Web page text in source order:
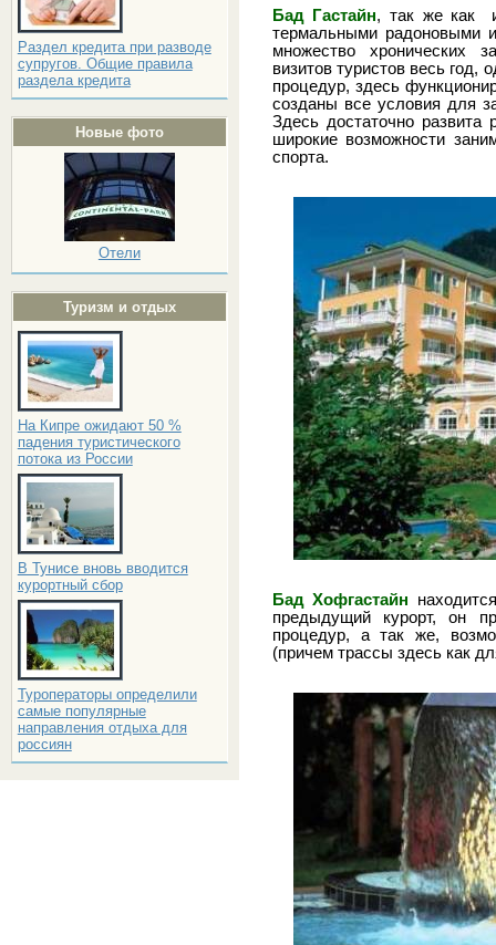
Раздел кредита при разводе
супругов. Общие правила
раздела кредита
Новые фото
Отели
Туризм и отдых
На Кипре ожидают 50 %
падения туристического
потока из России
В Тунисе вновь вводится
курортный сбор
Туроператоры определили
самые популярные
направления отдыха для
россиян
Бад Гастайн, так же как
термальными радоновыми
множество хронических
визитов туристов весь
процедур, здесь
созданы все условия для
Здесь достаточно развита
широкие возможности
спорта.
Бад Хофгастайн
предыдущий курорт, он
процедур, а так же,
(причем трассы здесь как